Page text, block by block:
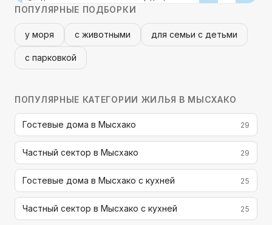
ПОПУЛЯРНЫЕ ПОДБОРКИ
у моря с животными для семьи с детьми
с парковкой
ПОПУЛЯРНЫЕ КАТЕГОРИИ ЖИЛЬЯ В МЫСХАКО
Гостевые дома в Мысхако 29
Частный сектор в Мысхако 29
Гостевые дома в Мысхако с кухней 25
Частный сектор в Мысхако с кухней 25